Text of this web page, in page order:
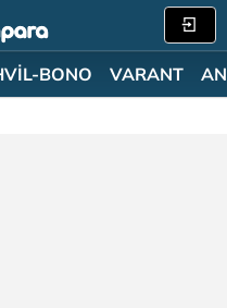
BONO VARANT